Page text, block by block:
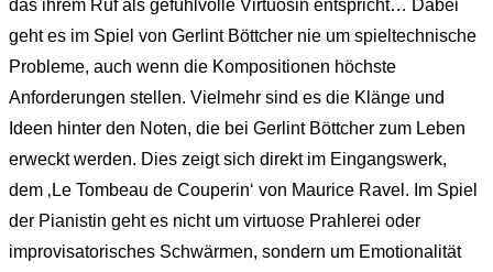
das ihrem Ruf als gefühlvolle Virtuosin entspricht… Dabei
geht es im Spiel von Gerlint Böttcher nie um spieltechnische
Probleme, auch wenn die Kompositionen höchste
Anforderungen stellen. Vielmehr sind es die Klänge und
Ideen hinter den Noten, die bei Gerlint Böttcher zum Leben
erweckt werden. Dies zeigt sich direkt im Eingangswerk,
dem ‚Le Tombeau de Couperin‘ von Maurice Ravel. Im Spiel
der Pianistin geht es nicht um virtuose Prahlerei oder
improvisatorisches Schwärmen, sondern um Emotionalität